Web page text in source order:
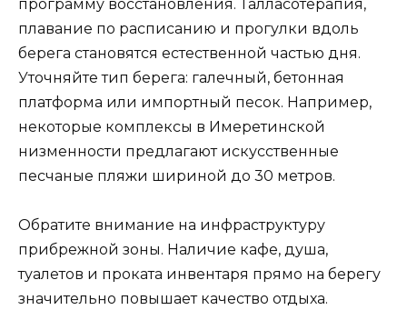
программу восстановления. Талласотерапия,
плавание по расписанию и прогулки вдоль
берега становятся естественной частью дня.
Уточняйте тип берега: галечный, бетонная
платформа или импортный песок. Например,
некоторые комплексы в Имеретинской
низменности предлагают искусственные
песчаные пляжи шириной до 30 метров.
Обратите внимание на инфраструктуру
прибрежной зоны. Наличие кафе, душа,
туалетов и проката инвентаря прямо на берегу
значительно повышает качество отдыха.